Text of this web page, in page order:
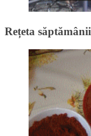
Rețeta săptămânii